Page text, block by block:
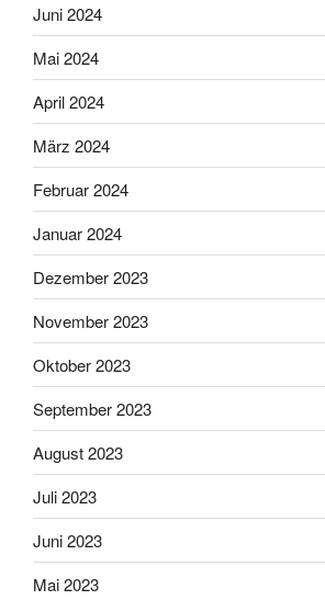
Juni 2024
Mai 2024
April 2024
März 2024
Februar 2024
Januar 2024
Dezember 2023
November 2023
Oktober 2023
September 2023
August 2023
Juli 2023
Juni 2023
Mai 2023